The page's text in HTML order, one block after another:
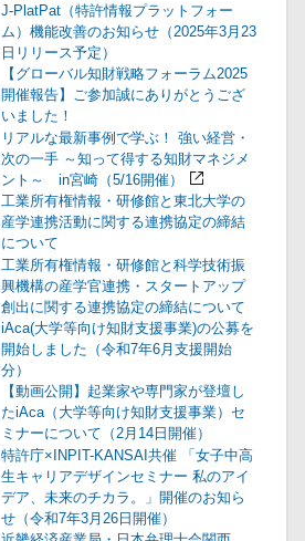
J-PlatPat（特許情報プラットフォー
ム）機能改善のお知らせ（2025年3月23
日リリース予定）
【グローバル知財戦略フォーラム2025
開催報告】ご参加誠にありがとうござ
いました！
リアルな最新事例で学ぶ！ 強い経営・
次の一手 ～知って得する知財マネジメ
ント～ in宮崎（5/16開催）
工業所有権情報・研修館と東北大学の
産学連携活動に関する連携協定の締結
について
工業所有権情報・研修館と科学技術振
興機構の産学官連携・スタートアップ
創出に関する連携協定の締結について
iAca(大学等向け知財支援事業)の公募を
開始しました（令和7年6月支援開始
分）
【動画公開】起業家や専門家が登壇し
たiAca（大学等向け知財支援事業）セ
ミナーについて（2月14日開催）
特許庁×INPIT-KANSAI共催 「女子中高
生キャリアデザインセミナー 私のアイ
デア、未来のチカラ。」開催のお知ら
せ（令和7年3月26日開催）